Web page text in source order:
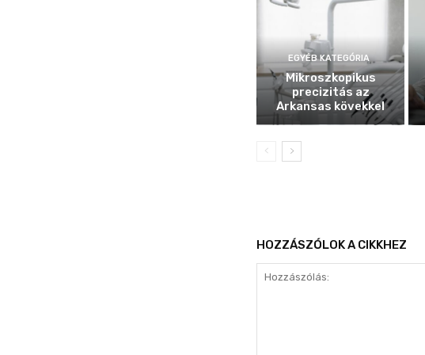
EGYÉB KATEGÓRIA
Mikroszkopikus
precizitás az
Arkansas kövekkel
HOZZÁSZÓLOK A CIKKHEZ